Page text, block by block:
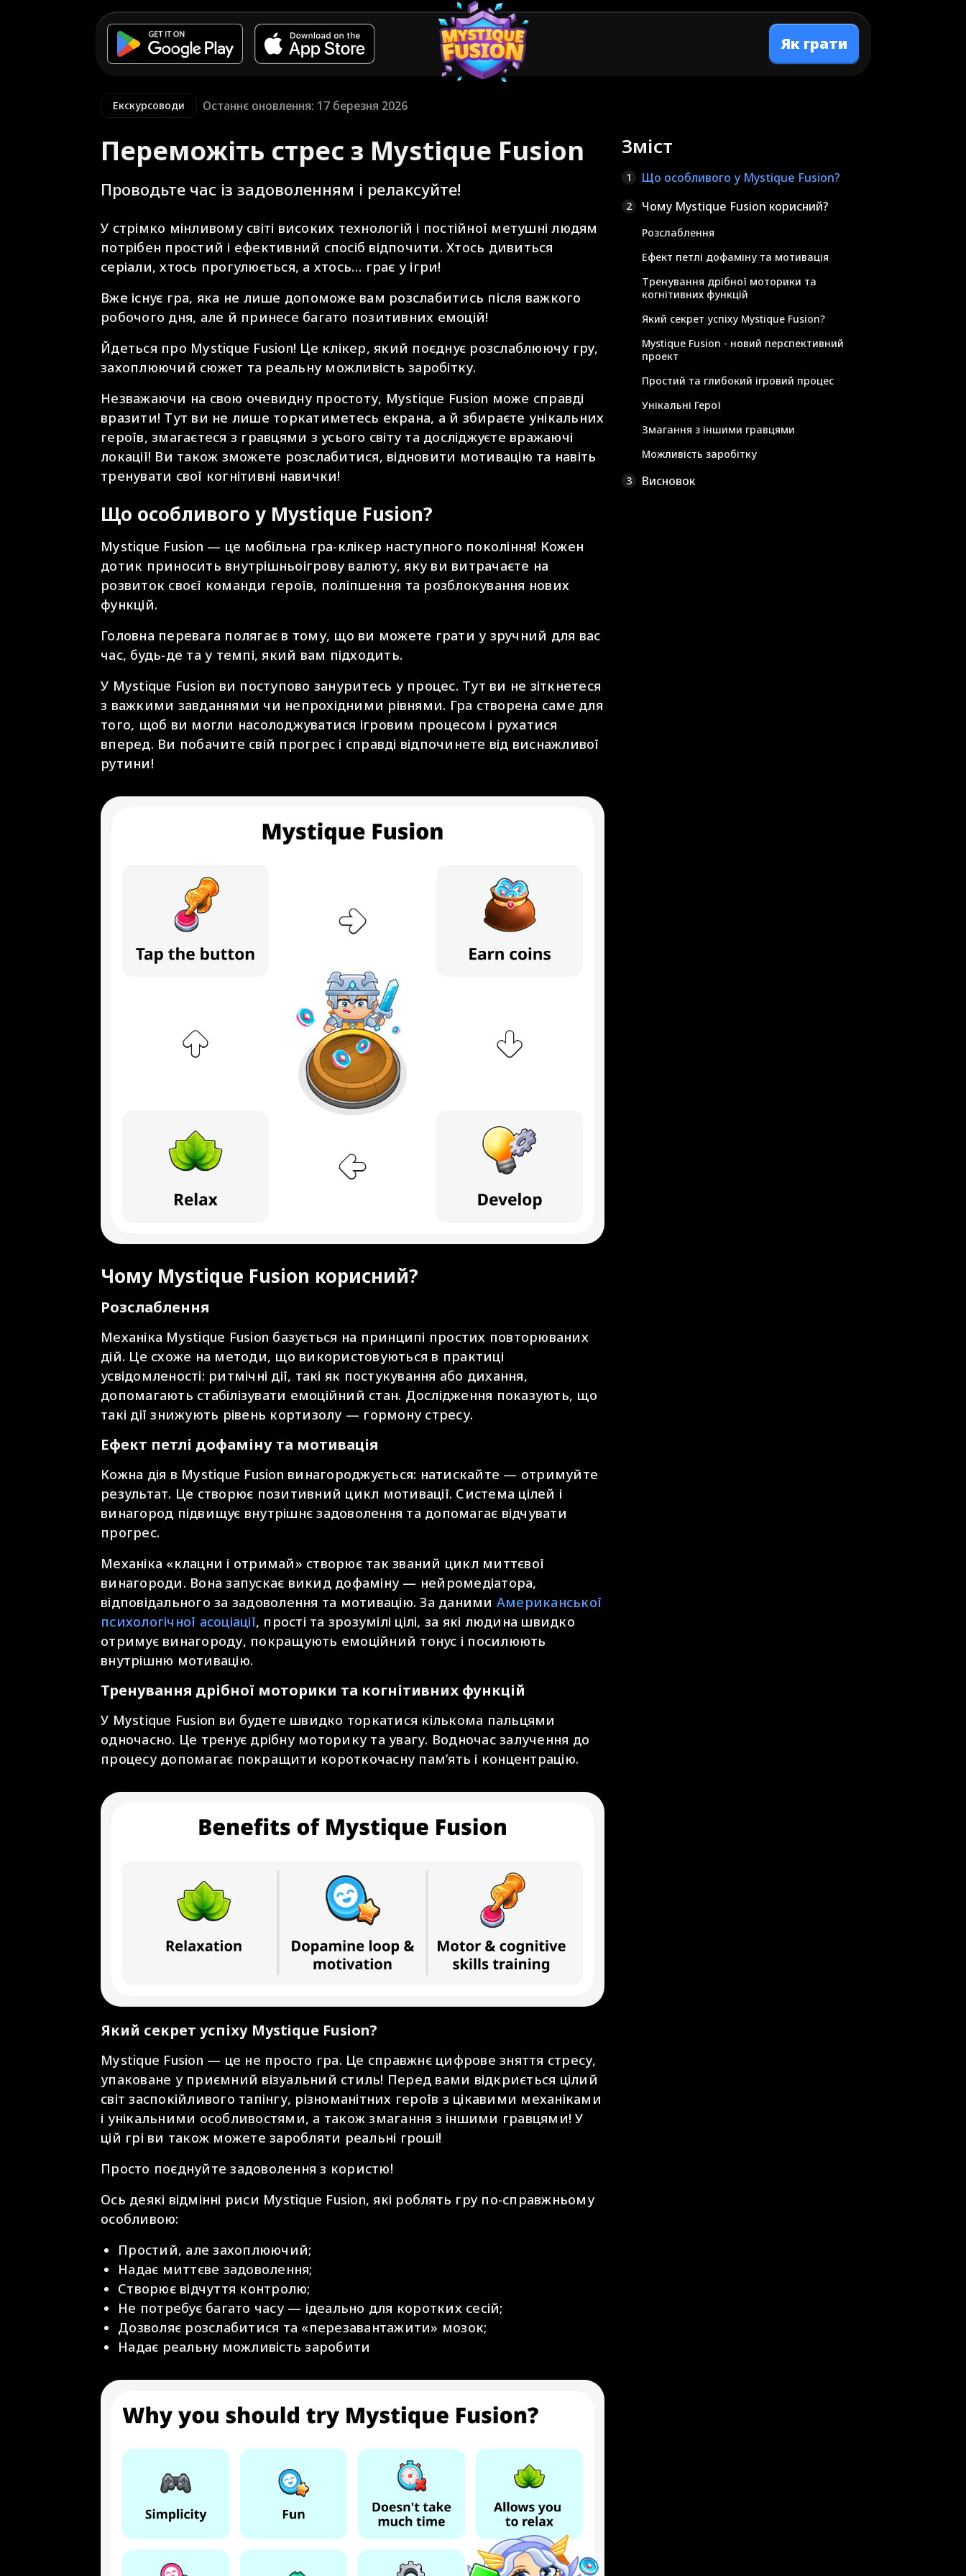
Як грати
Екскурсоводи Останнє оновлення: 17 березня 2026
Переможіть стрес з Mystique Fusion
Проводьте час із задоволенням і релаксуйте!
У стрімко мінливому світі високих технологій і постійної метушні людям
потрібен простий і ефективний спосіб відпочити. Хтось дивиться
серіали, хтось прогулюється, а хтось… грає у ігри!
Вже існує гра, яка не лише допоможе вам розслабитись після важкого
робочого дня, але й принесе багато позитивних емоцій!
Йдеться про Mystique Fusion! Це клікер, який поєднує розслаблюючу гру,
захоплюючий сюжет та реальну можливість заробітку.
Незважаючи на свою очевидну простоту, Mystique Fusion може справді
вразити! Тут ви не лише торкатиметесь екрана, а й збираєте унікальних
героїв, змагаєтеся з гравцями з усього світу та досліджуєте вражаючі
локації! Ви також зможете розслабитися, відновити мотивацію та навіть
тренувати свої когнітивні навички!
Що особливого у Mystique Fusion?
Mystique Fusion — це мобільна гра-клікер наступного покоління! Кожен
дотик приносить внутрішньоігрову валюту, яку ви витрачаєте на
розвиток своєї команди героїв, поліпшення та розблокування нових
функцій.
Головна перевага полягає в тому, що ви можете грати у зручний для вас
час, будь-де та у темпі, який вам підходить.
У Mystique Fusion ви поступово зануритесь у процес. Тут ви не зіткнетеся
з важкими завданнями чи непрохідними рівнями. Гра створена саме для
того, щоб ви могли насолоджуватися ігровим процесом і рухатися
вперед. Ви побачите свій прогрес і справді відпочинете від виснажливої
рутини!
Чому Mystique Fusion корисний?
Розслаблення
Механіка Mystique Fusion базується на принципі простих повторюваних
дій. Це схоже на методи, що використовуються в практиці
усвідомленості: ритмічні дії, такі як постукування або дихання,
допомагають стабілізувати емоційний стан. Дослідження показують, що
такі дії знижують рівень кортизолу — гормону стресу.
Ефект петлі дофаміну та мотивація
Кожна дія в Mystique Fusion винагороджується: натискайте — отримуйте
результат. Це створює позитивний цикл мотивації. Система цілей і
винагород підвищує внутрішнє задоволення та допомагає відчувати
прогрес.
Механіка «клацни і отримай» створює так званий цикл миттєвої
винагороди. Вона запускає викид дофаміну — нейромедіатора,
відповідального за задоволення та мотивацію. За даними Американської
психологічної асоціації, прості та зрозумілі цілі, за які людина швидко
отримує винагороду, покращують емоційний тонус і посилюють
внутрішню мотивацію.
Тренування дрібної моторики та когнітивних функцій
У Mystique Fusion ви будете швидко торкатися кількома пальцями
одночасно. Це тренує дрібну моторику та увагу. Водночас залучення до
процесу допомагає покращити короткочасну пам’ять і концентрацію.
Який секрет успіху Mystique Fusion?
Mystique Fusion — це не просто гра. Це справжнє цифрове зняття стресу,
упаковане у приємний візуальний стиль! Перед вами відкриється цілий
світ заспокійливого тапінгу, різноманітних героїв з цікавими механіками
і унікальними особливостями, а також змагання з іншими гравцями! У
цій грі ви також можете заробляти реальні гроші!
Просто поєднуйте задоволення з користю!
Ось деякі відмінні риси Mystique Fusion, які роблять гру по-справжньому
особливою:
Простий, але захоплюючий;
Надає миттєве задоволення;
Створює відчуття контролю;
Не потребує багато часу — ідеально для коротких сесій;
Дозволяє розслабитися та «перезавантажити» мозок;
Надає реальну можливість заробити
Зміст
1 Що особливого у Mystique Fusion?
2 Чому Mystique Fusion корисний?
Розслаблення
Ефект петлі дофаміну та мотивація
Тренування дрібної моторики та
когнітивних функцій
Який секрет успіху Mystique Fusion?
Mystique Fusion - новий перспективний
проект
Простий та глибокий ігровий процес
Унікальні Герої
Змагання з іншими гравцями
Можливість заробітку
3
Висновок